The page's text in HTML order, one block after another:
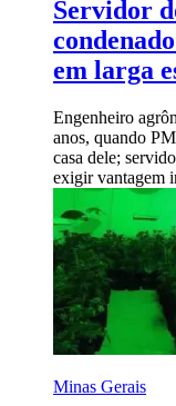
Servidor
em larga
Engenheiro
anos, quando
casa dele;
exigir vantagem
Minas Gerais